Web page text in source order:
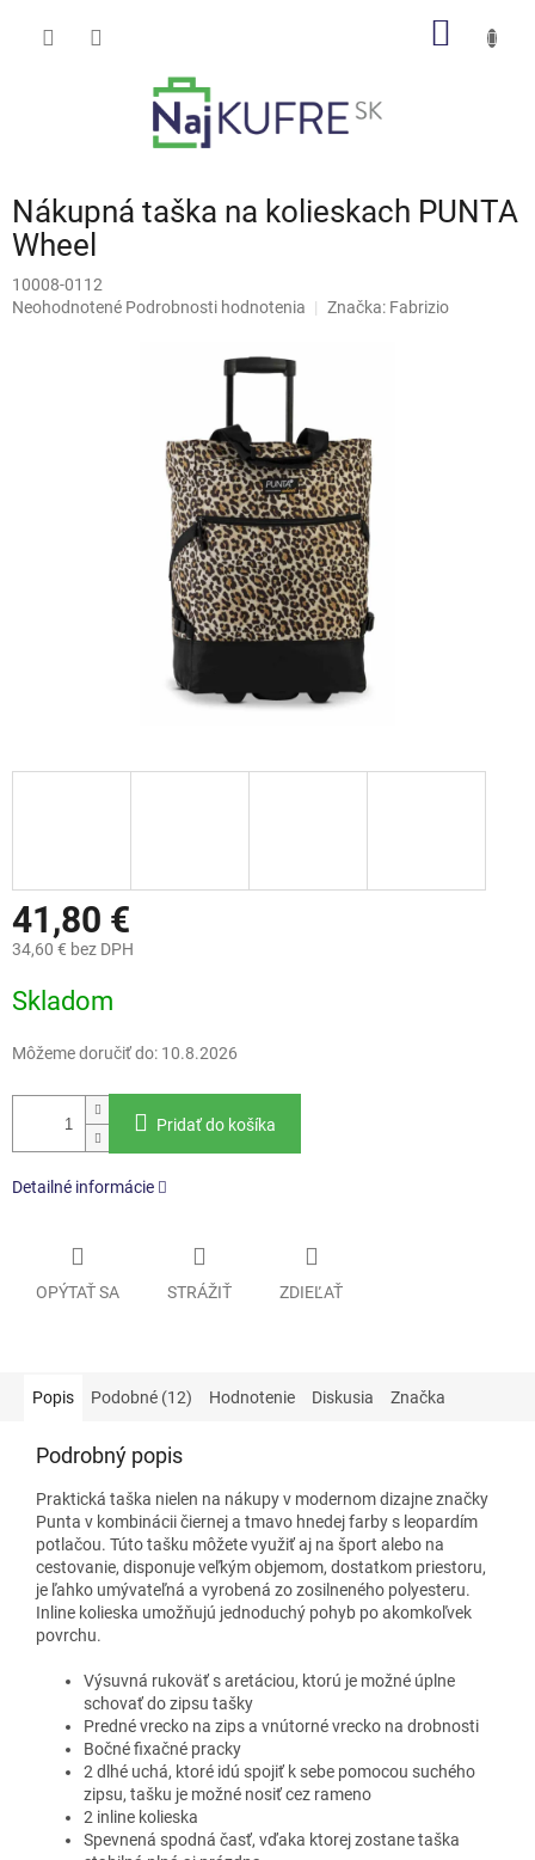
Nákupná taška na kolieskach PUNTA
Wheel
10008-0112
Priemerné
Neohodnotené Podrobnosti hodnotenia Značka: Fabrizio
41,80 €
34,60 € bez DPH
cena:
Skladom
Môžeme doručiť do: 10.8.2026
Pridať do košíka
Detailné informácie
OPÝTAŤ SA STRÁŽIŤ ZDIEĽAŤ
Popis Podobné (12) Hodnotenie Diskusia Značka
Podrobný popis
Praktická taška nielen na nákupy v modernom dizajne značky
Punta v kombinácii čiernej a tmavo hnedej farby s leopardím
potlačou. Túto tašku môžete využiť aj na šport alebo na
cestovanie, disponuje veľkým objemom, dostatkom priestoru,
je ľahko umývateľná a vyrobená zo zosilneného polyesteru.
Inline kolieska umožňujú jednoduchý pohyb po akomkoľvek
povrchu.
Výsuvná rukoväť s aretáciou, ktorú je možné úplne
schovať do zipsu tašky
Predné vrecko na zips a vnútorné vrecko na drobnosti
Bočné fixačné pracky
2 dlhé uchá, ktoré idú spojiť k sebe pomocou suchého
zipsu, tašku je možné nosiť cez rameno
2 inline kolieska
Spevnená spodná časť, vďaka ktorej zostane taška